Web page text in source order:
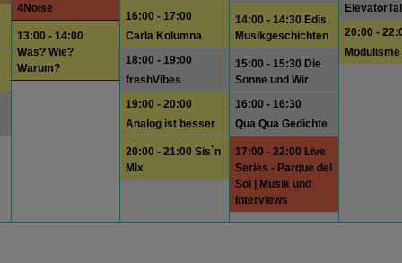
4Noise
13:00 - 14:00
Was? Wie?
Warum?
16:00 - 17:00
Carla Kolumna
18:00 - 19:00
freshVibes
19:00 - 20:00
Analog ist besser
20:00 - 21:00 Sis`n
Mix
14:00 - 14:30 Edis
Musikgeschichten
15:00 - 15:30 Die
Sonne und Wir
16:00 - 16:30
Qua Qua Gedichte
17:00 - 22:00 Live
Series - Parque del
Sol | Musik und
Interviews
20:00 -
Modulisme